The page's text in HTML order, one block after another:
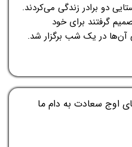
دو برادر زندگی می‌کردند.
گرفتند برای خود
در یک شب برگزار شد.
همای اوج سعادت به دام ما